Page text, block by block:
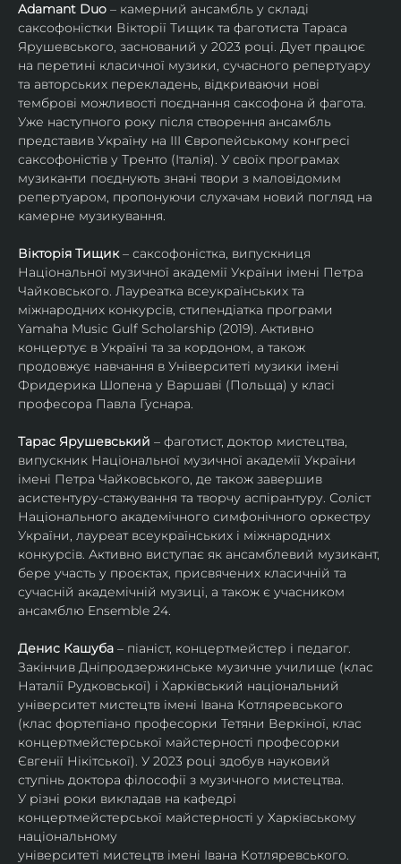
Adamant Duo – камерний ансамбль у складі
саксофоністки Вікторії Тищик та фаготиста Тараса
Ярушевського, заснований у 2023 році. Дует працює
на перетині класичної музики, сучасного репертуару
та авторських перекладень, відкриваючи нові
темброві можливості поєднання саксофона й фагота.
Уже наступного року після створення ансамбль
представив Україну на ІІІ Європейському конгресі
саксофоністів у Тренто (Італія). У своїх програмах
музиканти поєднують знані твори з маловідомим
репертуаром, пропонуючи слухачам новий погляд на
камерне музикування.
Вікторія Тищик – саксофоністка, випускниця
Національної музичної академії України імені Петра
Чайковського. Лауреатка всеукраїнських та
міжнародних конкурсів, стипендіатка програми
Yamaha Music Gulf Scholarship (2019). Активно
концертує в Україні та за кордоном, а також
продовжує навчання в Університеті музики імені
Фридерика Шопена у Варшаві (Польща) у класі
професора Павла Гуснара.
Тарас Ярушевський – фаготист, доктор мистецтва,
випускник Національної музичної академії України
імені Петра Чайковського, де також завершив
асистентуру-стажування та творчу аспірантуру. Соліст
Національного академічного симфонічного оркестру
України, лауреат всеукраїнських і міжнародних
конкурсів. Активно виступає як ансамблевий музикант,
бере участь у проєктах, присвячених класичній та
сучасній академічній музиці, а також є учасником
ансамблю Ensemble 24.
Денис Кашуба – піаніст, концертмейстер і педагог.
Закінчив Дніпродзержинське музичне училище (клас
Наталії Рудковської) і Харківський національний
університет мистецтв імені Івана Котляревського
(клас фортепіано професорки Тетяни Веркіної, клас
концертмейстерської майстерності професорки
Євгенії Нікітської). У 2023 році здобув науковий
ступінь доктора філософії з музичного мистецтва.
У різні роки викладав на кафедрі
концертмейстерської майстерності у Харківському
національному
університеті мистецтв імені Івана Котляревського.